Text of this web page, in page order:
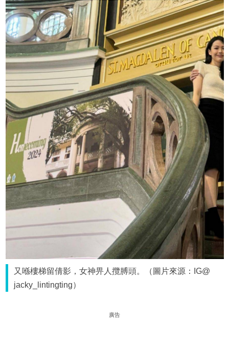
又喺樓梯留倩影，女神畀人攬膊頭。（圖片來源：IG@
jacky_lintingting）
廣告